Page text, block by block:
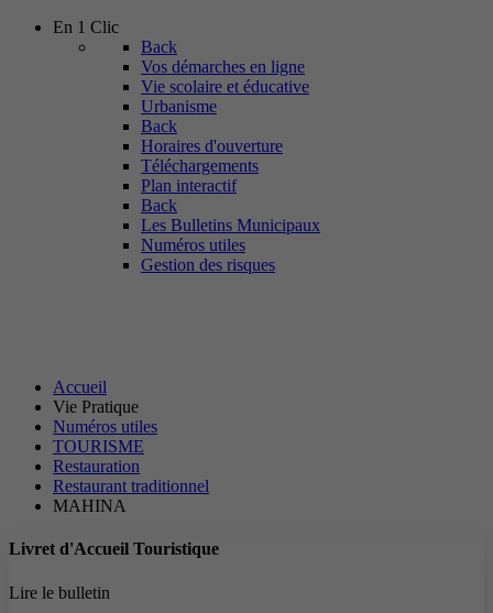
En 1 Clic
Back
Vos démarches en ligne
Vie scolaire et éducative
Urbanisme
Back
Horaires d'ouverture
Téléchargements
Plan interactif
Back
Les Bulletins Municipaux
Numéros utiles
Gestion des risques
Accueil
Vie Pratique
Numéros utiles
TOURISME
Restauration
Restaurant traditionnel
MAHINA
Livret d'Accueil Touristique
Lire le bulletin